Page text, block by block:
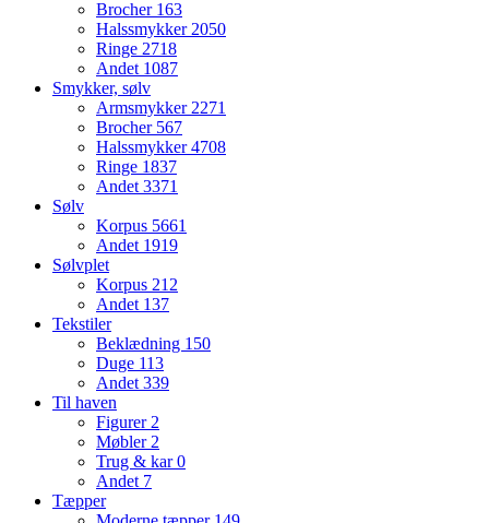
Brocher 163
Halssmykker2050
Ringe 2718
Andet 1087
Smykker, sølv
Armsmykker2271
Brocher 567
Halssmykker4708
Ringe 1837
Andet3371
Sølv
Korpus 5661
Andet 1919
Sølvplet
Korpus 212
Andet 137
Tekstiler
Beklædning 150
Duge 113
Andet339
Til haven
Figurer2
Møbler2
Trug & kar0
Andet 7
Tæpper